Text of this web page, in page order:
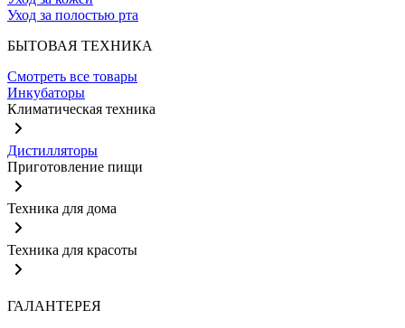
Уход за полостью рта
БЫТОВАЯ ТЕХНИКА
Смотреть все товары
Инкубаторы
Климатическая техника
Дистилляторы
Приготовление пищи
Техника для дома
Техника для красоты
ГАЛАНТЕРЕЯ